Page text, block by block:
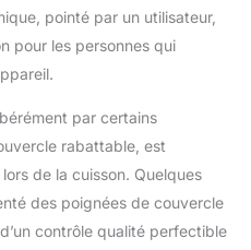
pointé par un utilisateur,
pour les personnes qui
par certains
rabattable, est
de la cuisson. Quelques
des poignées de couvercle
contrôle qualité perfectible